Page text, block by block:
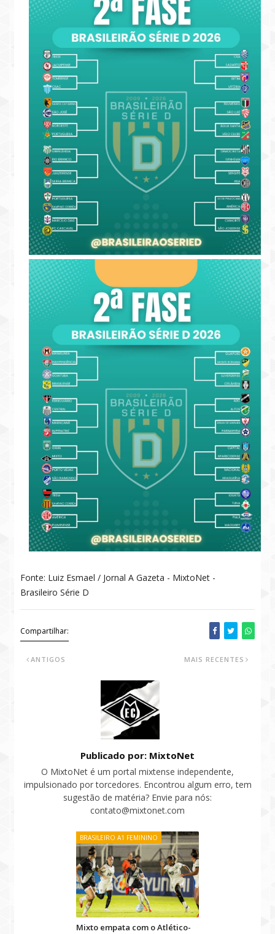
Fonte: Luiz Esmael / Jornal A Gazeta - MixtoNet -
Brasileiro Série D
Compartilhar:
MAIS RECENTES
ANTIGOS
Publicado por: MixtoNet
O MixtoNet é um portal mixtense independente,
impulsionado por torcedores. Encontrou algum erro, tem
sugestão de matéria? Envie para nós:
contato@mixtonet.com
BRASILEIRO A1 FEMININO
Mixto empata com o Atlético-